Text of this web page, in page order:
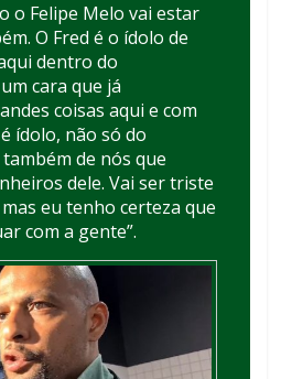
o Felipe Melo vai estar
O Fred é o ídolo de
dentro do
cara que já
coisas aqui e com
ídolo, não só do
de nós que
dele. Vai ser triste
eu tenho certeza que
com a gente”.